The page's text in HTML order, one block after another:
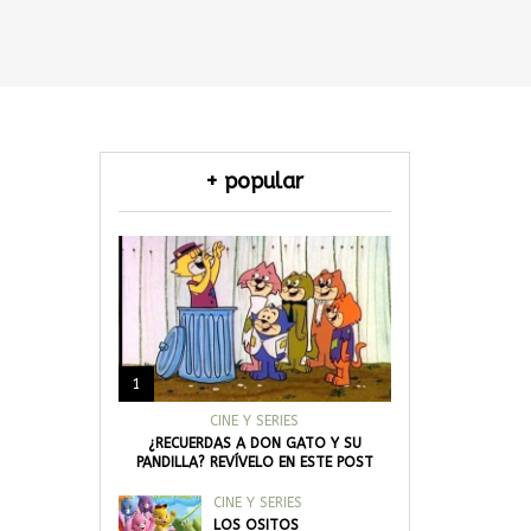
+ popular
1
CINE Y SERIES
¿RECUERDAS A DON GATO Y SU
PANDILLA? REVÍVELO EN ESTE POST
CINE Y SERIES
LOS OSITOS